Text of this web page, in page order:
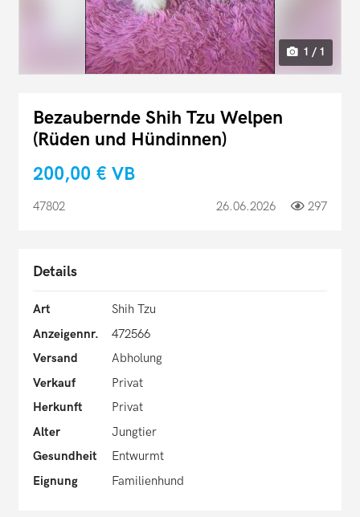
1 / 1
Bezaubernde Shih Tzu Welpen
(Rüden und Hündinnen)
200,00 € VB
47802 26.06.2026 297
Details
Art
Shih Tzu
Anzeigennr.
472566
Versand
Abholung
Verkauf
Privat
Herkunft
Privat
Alter
Jungtier
Gesundheit
Entwurmt
Eignung
Familienhund